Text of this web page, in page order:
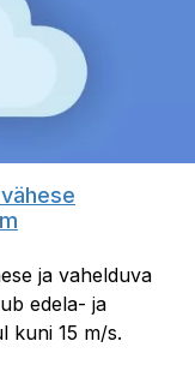
ja vahelduva
edela- ja
kuni 15 m/s.